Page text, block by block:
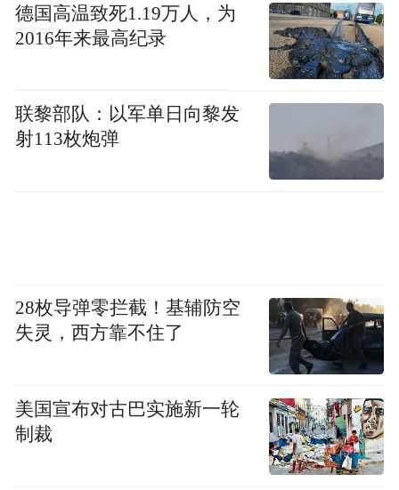
德国高温致死1.19万人，为
2016年来最高纪录
联黎部队：以军单日向黎发
射113枚炮弹
28枚导弹零拦截！基辅防空
失灵，西方靠不住了
美国宣布对古巴实施新一轮
制裁